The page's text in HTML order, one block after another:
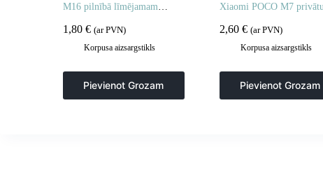
M16 pilnībā līmējamam
1,80 € (ar PVN)
Korpusa aizsargstikls
Pievienot Grozam
Xiaomi POCO M7
2,60 € (ar PVN)
Korpusa aizsargstikls
Pievienot Grozam